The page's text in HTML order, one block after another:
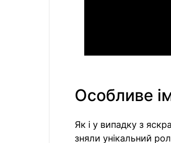
Особливе
Як і у випадку з
зняли унікальний